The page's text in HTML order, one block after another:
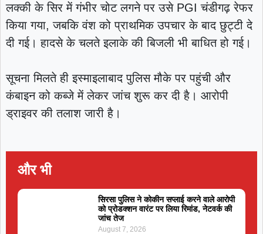
लक्की के सिर में गंभीर चोट लगने पर उसे PGI चंडीगढ़ रेफर
किया गया, जबकि वंश को प्राथमिक उपचार के बाद छुट्टी दे
दी गई। हादसे के चलते इलाके की बिजली भी बाधित हो गई।
सूचना मिलते ही इस्माइलाबाद पुलिस मौके पर पहुंची और
कंबाइन को कब्जे में लेकर जांच शुरू कर दी है। आरोपी
ड्राइवर की तलाश जारी है।
और भी
सिरसा पुलिस ने कोकीन सप्लाई करने वाले आरोपी
को प्रोडक्शन वारंट पर लिया रिमांड, नेटवर्क की
जांच तेज
August 7, 2026